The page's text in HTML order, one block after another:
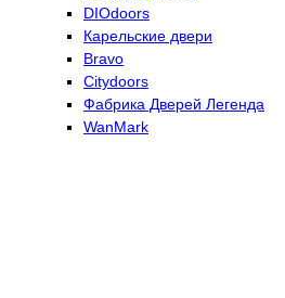
DIOdoors
Карельские двери
Bravo
Citydoors
Фабрика Дверей Легенда
WanMark